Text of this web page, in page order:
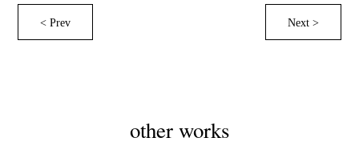
< Prev Next >
other works